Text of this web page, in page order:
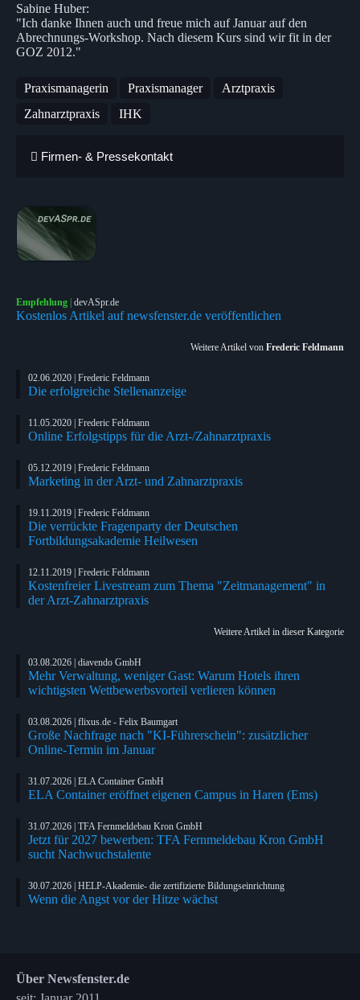
Sabine Huber:
"Ich danke Ihnen auch und freue mich auf Januar auf den
Abrechnungs-Workshop. Nach diesem Kurs sind wir fit in der
GOZ 2012."
Praxismanagerin Praxismanager
Arztpraxis
Zahnarztpraxis
IHK
Firmen- & Pressekontakt
Empfehlung | devASpr.de
Kostenlos Artikel auf newsfenster.de veröffentlichen
Weitere Artikel von Frederic Feldmann
02.06.2020 | Frederic Feldmann
Die erfolgreiche Stellenanzeige
11.05.2020 | Frederic Feldmann
Online Erfolgstipps für die Arzt-/Zahnarztpraxis
05.12.2019 | Frederic Feldmann
Marketing in der Arzt- und Zahnarztpraxis
19.11.2019 | Frederic Feldmann
Die verrückte Fragenparty der Deutschen
Fortbildungsakademie Heilwesen
12.11.2019 | Frederic Feldmann
Kostenfreier Livestream zum Thema "Zeitmanagement" in
der Arzt-Zahnarztpraxis
Weitere Artikel in dieser Kategorie
03.08.2026 | diavendo GmbH
Mehr Verwaltung, weniger Gast: Warum Hotels ihren
wichtigsten Wettbewerbsvorteil verlieren können
03.08.2026 | flixus.de - Felix Baumgart
Große Nachfrage nach "KI-Führerschein": zusätzlicher
Online-Termin im Januar
31.07.2026 | ELA Container GmbH
ELA Container eröffnet eigenen Campus in Haren (Ems)
31.07.2026 | TFA Fernmeldebau Kron GmbH
Jetzt für 2027 bewerben: TFA Fernmeldebau Kron GmbH
sucht Nachwuchstalente
30.07.2026 | HELP-Akademie- die zertifizierte Bildungseinrichtung
Wenn die Angst vor der Hitze wächst
Über Newsfenster.de